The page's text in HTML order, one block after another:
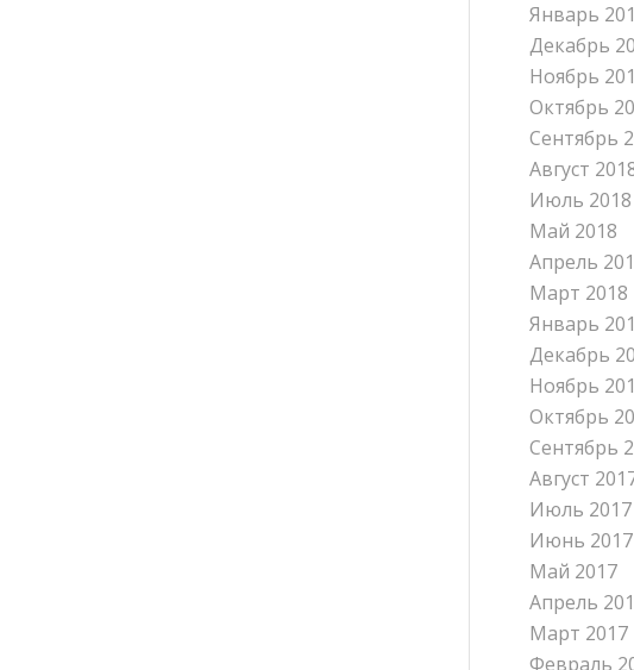
Январь
Декабрь
Ноябрь
Октябрь
Сентябрь
Август
Июль 2018
Май 2018
Апрель
Март 2018
Январь
Декабрь
Ноябрь
Октябрь
Сентябрь
Август
Июль 2017
Июнь 2017
Май 2017
Апрель
Март 2017
Февраль